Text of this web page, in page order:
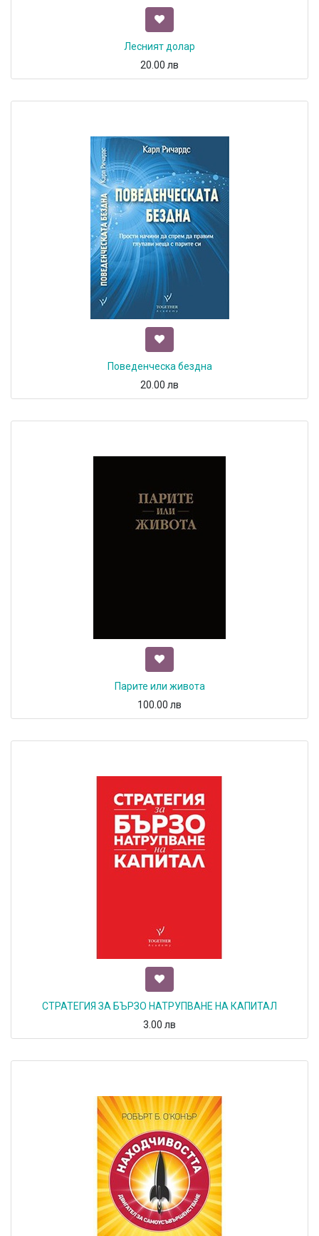
Лесният долар
20.00 лв
Поведенческа бездна
20.00 лв
Парите или живота
100.00 лв
СТРАТЕГИЯ ЗА БЪРЗО НАТРУПВАНЕ НА КАПИТАЛ
3.00 лв